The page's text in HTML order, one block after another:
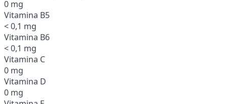
0 mg
Vitamina B5
< 0,1 mg
Vitamina B6
< 0,1 mg
Vitamina C
0 mg
Vitamina D
0 mg